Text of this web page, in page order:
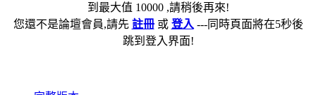
到最大值 10000 ,請稍後再來!
您還不是論壇會員,請先 註冊或 登入 ---同時頁面將在5秒後
跳到登入界面!